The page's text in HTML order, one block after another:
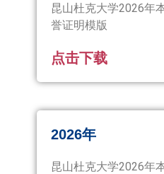
昆山杜克大学2026年
誉证明模版
点击下载
2026年
昆山杜克大学2026年